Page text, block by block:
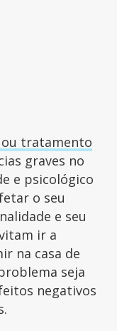
ou tratamento
graves no
e psicológico
o seu
e seu
ir a
na casa de
seja
negativos